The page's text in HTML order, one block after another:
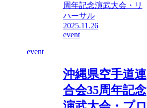
周年記念演武大会・リ
ハーサル
2025.11.26
event
event
沖縄県空手道連
合会35周年記念